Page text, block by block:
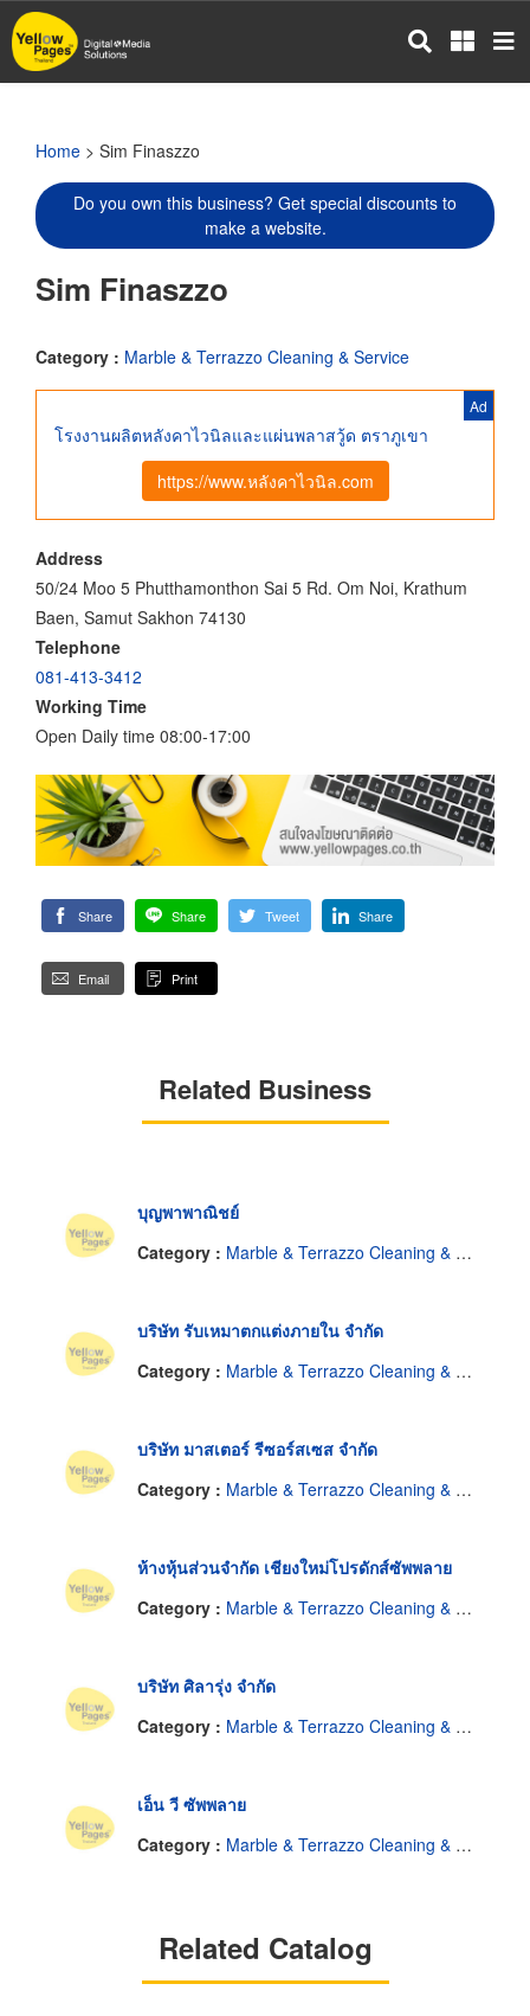
Skip
to
main
Home > Sim Finaszzo
Do you own this business? Get special discounts to
make a website.
Sim Finaszzo
Category : Marble & Terrazzo Cleaning & Service
Ad
โรงงานผลิตหลังคาไวนิลและแผ่นพลาสวู้ด ตราภูเขา
https://www.หลังคาไวนิล.com
Address
50/24 Moo 5 Phutthamonthon Sai 5 Rd. Om Noi, Krathum
Baen, Samut Sakhon 74130
Telephone
081-413-3412
Working Time
Open Daily time 08:00-17:00
Share Share Tweet Share
Email Print
Related Business
บุญพาพาณิชย์
Category : Marble & Terrazzo Cleaning & Service
บริษัท รับเหมาตกแต่งภายใน จำกัด
Category : Marble & Terrazzo Cleaning & Service
บริษัท มาสเตอร์ รีซอร์สเซส จำกัด
Category : Marble & Terrazzo Cleaning & Service
ห้างหุ้นส่วนจำกัด เชียงใหม่โปรดักส์ซัพพลาย
Category : Marble & Terrazzo Cleaning & Service
บริษัท ศิลารุ่ง จำกัด
Category : Marble & Terrazzo Cleaning & Service
เอ็น วี ซัพพลาย
Category : Marble & Terrazzo Cleaning & Service
Related Catalog